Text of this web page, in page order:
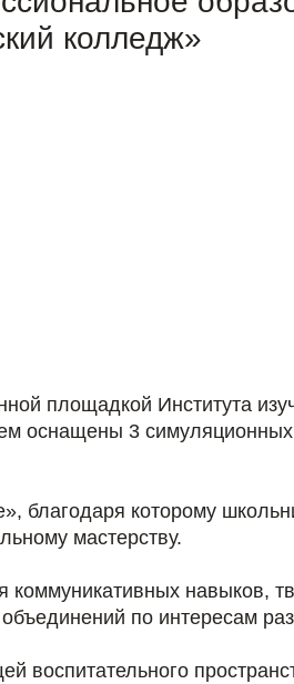
колледж»
площадкой Института
оснащены 3
благодаря которому
мастерству.
коммуникативных навыков,
по интересам
воспитательного